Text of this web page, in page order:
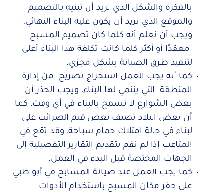
بالفكرة والشكل الذي تريد أن تبنيه بالتصميم
والموقع الذي نريد أن يكون عليه البناء النهائي,
ويجب أن نعلم أنه كلما كان تصميم المسبح
معقدًا أو أكثر كلما كانت تكلفة هذا البناء أعلى
لتنفيذ طرق الصيانة بشكل مجزي.
كما أنه يجب العمل استخراج تصريح من إدارة
المنطقة التي ينتمي لها البناء، ويجب الحذر أن
بعض الشوارع لا تسمح بالبناء في أي وقت، كما
أن بعض البلاد تضيف بعض قيم الضرائب على
لبناء في حالة امتلاك حمام سباحة، وقد تقع في
المتاعب إذا لم نقم بتقديم التقارير التفصيلية إلى
الجهات المختصة قبل البدء في العمل.
كما يجب العمل عند صيانة المسابح في أبو ظبي
على حفر مكان المسبح باستخدام الأدوات